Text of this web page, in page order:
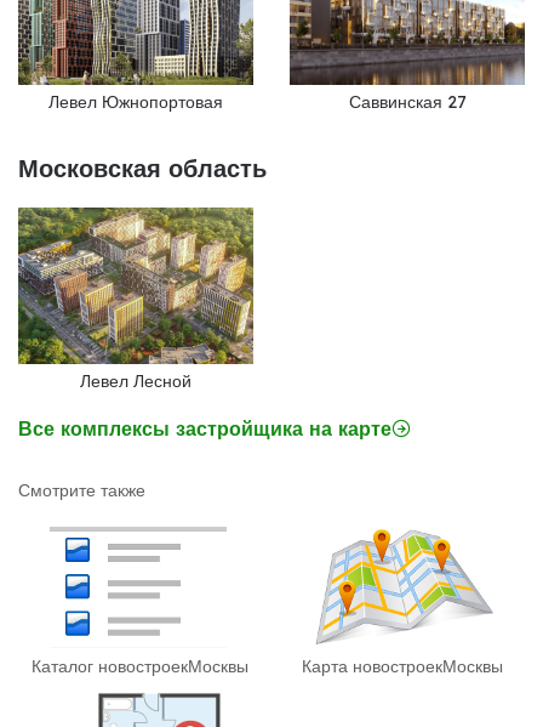
Левел Южнопортовая Саввинская 27
Московская область
Левел Лесной
Все комплексы застройщика на карте
Смотрите также
Каталог новостроекМосквы Карта новостроекМосквы